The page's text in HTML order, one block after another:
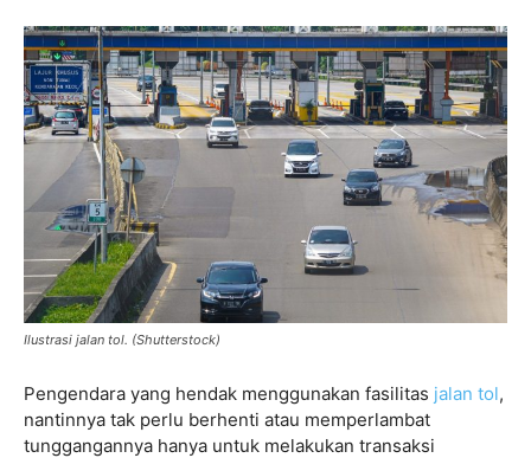
Ilustrasi jalan tol. (Shutterstock)
Pengendara yang hendak menggunakan fasilitas jalan tol,
nantinnya tak perlu berhenti atau memperlambat
tunggangannya hanya untuk melakukan transaksi